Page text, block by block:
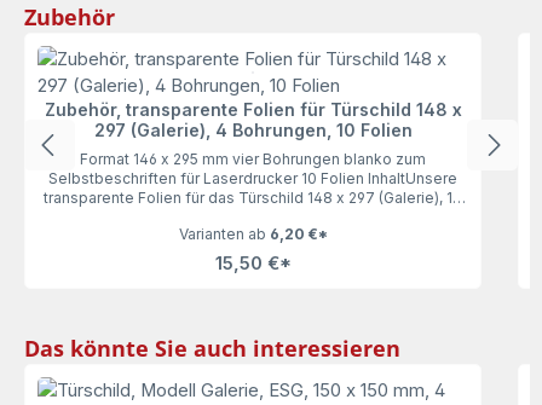
Produktgalerie überspringen
Zubehör
Zubehör, transparente Folien für Türschild 148 x
297 (Galerie), 4 Bohrungen, 10 Folien
Format 146 x 295 mm vier Bohrungen blanko zum
Selbstbeschriften für Laserdrucker 10 Folien InhaltUnsere
transparente Folien für das Türschild 148 x 297 (Galerie), 10
Laserdrucker, vier Bohrungen. Angestanzt auf DIN A4 Bogen.
Varianten ab 6,20 €*
15,50 €*
Produktgalerie überspringen
Das könnte Sie auch interessieren